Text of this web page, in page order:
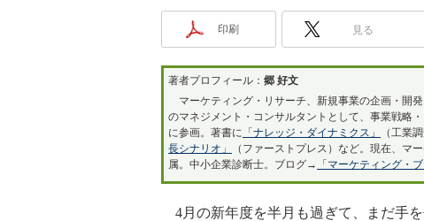
印刷 見る
著者プロフィール： 郷 好文
マーケティング・リサーチ、新規事業の企画・開
のマネジメント・コンサルタントとして、事業戦略
に参画。著書に 「ナレッジ・ダイナミクス」 （工業
長シナリオ」
（ファーストプレス）など。現在、マ
属。中小企業診断士。ブログ→
「マーケティング・ブ
4月の新年度を半月も過ぎて、まだ手